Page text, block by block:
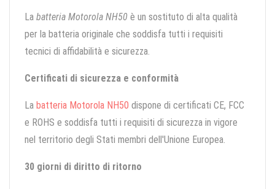
La batteria Motorola NH50 è un sostituto di alta qualità
per la batteria originale che soddisfa tutti i requisiti
tecnici di affidabilità e sicurezza.
Certificati di sicurezza e conformità
La batteria Motorola NH50 dispone di certificati CE, FCC
e ROHS e soddisfa tutti i requisiti di sicurezza in vigore
nel territorio degli Stati membri dell'Unione Europea.
30 giorni di diritto di ritorno